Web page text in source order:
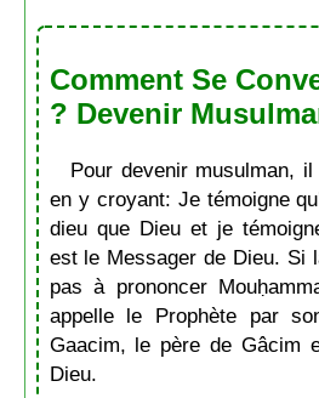
Comment Se
? Devenir
Pour devenir musulman,
en y croyant: Je témoigne
dieu que Dieu et je
est le Messager de Dieu. Si
pas à prononcer
appelle le Prophète par
Gaacim, le père de Gâcim
Dieu.